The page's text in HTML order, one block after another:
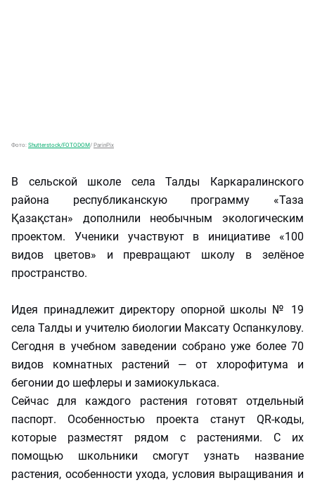
Фото: Shutterstock/FOTODOM/ ParinPix
В сельской школе села Талды Каркаралинского
района республиканскую программу «Таза
Қазақстан» дополнили необычным экологическим
проектом. Ученики участвуют в инициативе «100
видов цветов» и превращают школу в зелёное
пространство.
Идея принадлежит директору опорной школы № 19
села Талды и учителю биологии Максату Оспанкулову.
Сегодня в учебном заведении собрано уже более 70
видов комнатных растений — от хлорофитума и
бегонии до шефлеры и замиокулькаса.
Сейчас для каждого растения готовят отдельный
паспорт. Особенностью проекта станут QR-коды,
которые разместят рядом с растениями. С их
помощью школьники смогут узнать название
растения, особенности ухода, условия выращивания и